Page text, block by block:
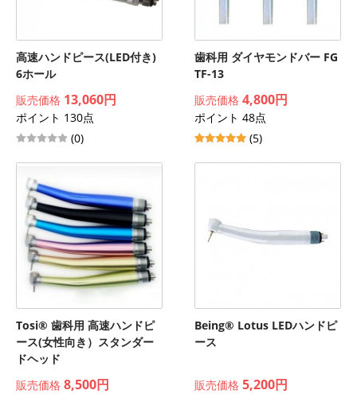
高速ハンドピース(LED付き)
6ホール
販売価格 13,060円
ポイント 130点
(0)
歯科用 ダイヤモンドバー FG
TF-13
販売価格 4,800円
ポイント 48点
(5)
Tosi® 歯科用 高速ハンドピ
ース(女性向き）スタンダー
ドヘッド
販売価格 8,500円
Being® Lotus LEDハンドピ
ース
販売価格 5,200円